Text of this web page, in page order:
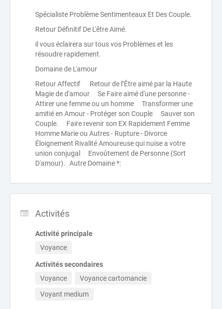
Spécialiste Problème Sentimenteaux Et Des Couple.
Retour Définitif De L'être Aimé.
il vous éclairera sur tous vos Problèmes et les
résoudre rapidement.
Domaine de L'amour
Retour Affectif Retour de l’Être aimé par la Haute
Magie de d'amour Se Faire aimé d'une personne -
Attirer une femme ou un homme Transformer une
amitié en Amour - Protéger son Couple Sauver son
Couple. Faire revenir son EX Rapidement Femme
Homme Marie ou Autres - Rupture - Divorce
Éloignement Rivalité Amoureuse qui nuise a votre
union conjugal Envoûtement de Personne (Sort
D'amour). Autre Domaine *:
Activités
Activité principale
Voyance
Activités secondaires
Voyance
Voyance cartomancie
Voyant medium